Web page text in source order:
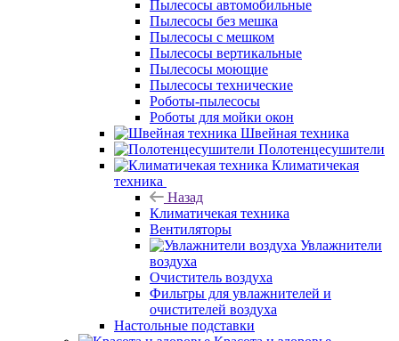
Пылесосы автомобильные
Пылесосы без мешка
Пылесосы с мешком
Пылесосы вертикальные
Пылесосы моющие
Пылесосы технические
Роботы-пылесосы
Роботы для мойки окон
Швейная техника
Полотенцесушители
Климатичекая
техника
Назад
Климатичекая техника
Вентиляторы
Увлажнители
воздуха
Очиститель воздуха
Фильтры для увлажнителей и
очистителей воздуха
Настольные подставки